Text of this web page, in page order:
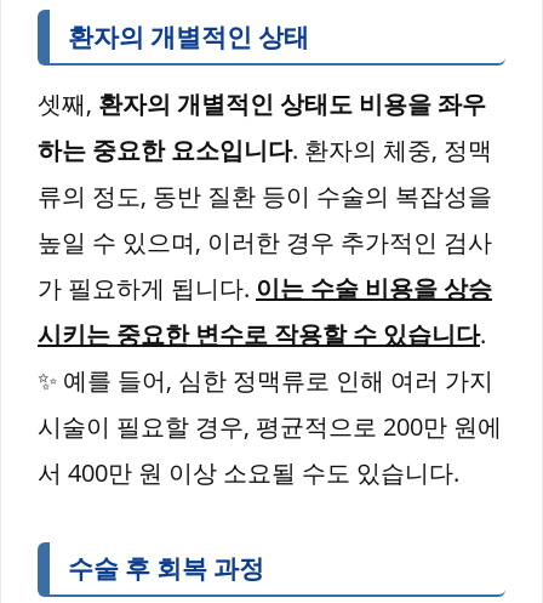
환자의 개별적인 상태
셋째, 환자의 개별적인 상태도 비용을 좌우
하는 중요한 요소입니다. 환자의 체중, 정맥
류의 정도, 동반 질환 등이 수술의 복잡성을
높일 수 있으며, 이러한 경우 추가적인 검사
가 필요하게 됩니다. 이는 수술 비용을 상승
시키는 중요한 변수로 작용할 수 있습니다.
✨ 예를 들어, 심한 정맥류로 인해 여러 가지
시술이 필요할 경우, 평균적으로 200만 원에
서 400만 원 이상 소요될 수도 있습니다.
수술 후 회복 과정